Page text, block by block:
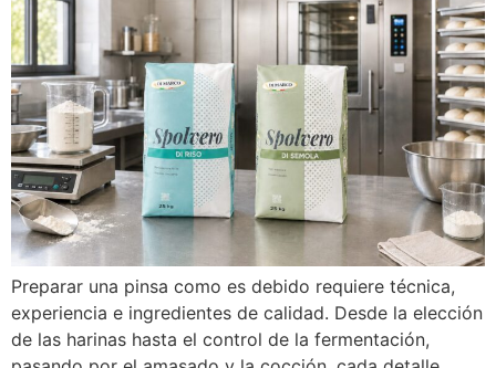
Preparar una pinsa como es debido requiere técnica,
experiencia e ingredientes de calidad. Desde la elección
de las harinas hasta el control de la fermentación,